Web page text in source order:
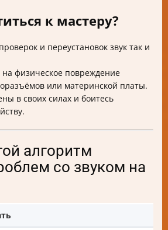
к мастеру?
и переустановок звук так и
физическое повреждение
или материнской платы.
в своих силах и боитесь
алгоритм
со звуком на